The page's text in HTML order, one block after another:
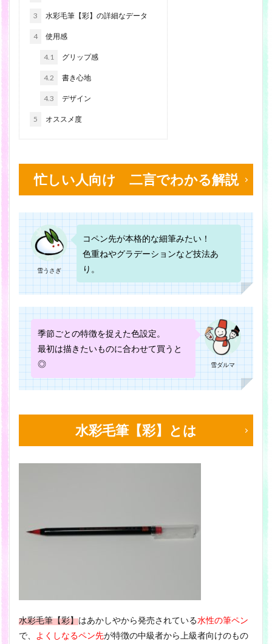
3 水彩毛筆【彩】の詳細なデータ
4 使用感
4.1 グリップ感
4.2 書き心地
4.3 デザイン
5 オススメ度
忙しい人向け 二言でわかる解説
雪うさぎ
コペン先が本格的な細筆みたい！
色重ねやグラデーションなど技法あ
り。
雪ダルマ
季節ごとの特徴を捉えた色設定。
最初は描きたいものに合わせて買うと
◎
水彩毛筆【彩】とは
水彩毛筆【彩】はあかしやから発売されている水性の筆ペン
で、
よくしなるペン先が特徴の中級者から上級者向けのもの